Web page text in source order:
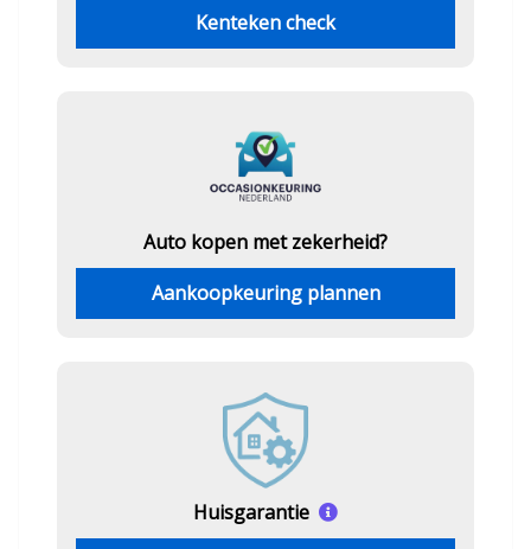
Kenteken check
Auto kopen met zekerheid?
Aankoopkeuring plannen
Huisgarantie